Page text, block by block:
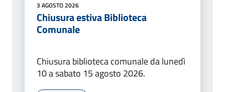
3 AGOSTO 2026
Chiusura estiva Biblioteca
Comunale
Chiusura biblioteca comunale da lunedì
10 a sabato 15 agosto 2026.